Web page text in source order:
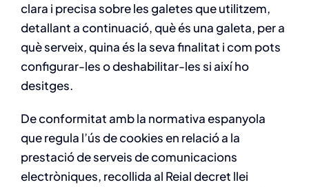
clara i precisa sobre les galetes que utilitzem,
detallant a continuació, què és una galeta, per a
què serveix, quina és la seva finalitat i com pots
configurar-les o deshabilitar-les si així ho
desitges.
De conformitat amb la normativa espanyola
que regula l’ús de cookies en relació a la
prestació de serveis de comunicacions
electròniques, recollida al Reial decret llei